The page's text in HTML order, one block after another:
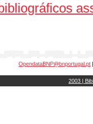
OpendataBNP@bnportugal.pt
2003 |